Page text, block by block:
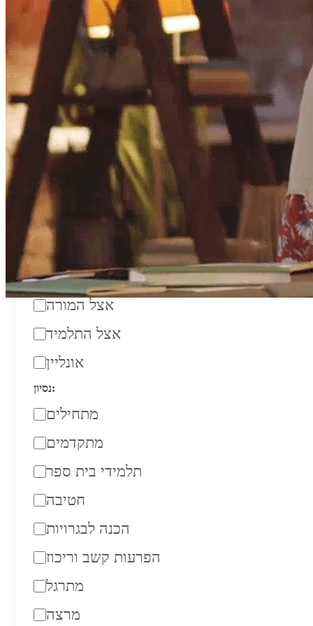
טווח מחירים לשעה:
₪200
מורה פרטי
מקום מפגש:
אצל המורה
אצל התלמיד
אונליין
נסיון:
מתחילים
מתקדמים
תלמידי בית ספר
חטיבה
הכנה לבגרויות
הפרעות קשב וריכוז
מתרגל
מרצה